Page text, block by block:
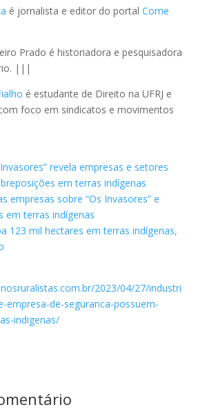
é jornalista e editor do portal Come
Prado é historiadora e pesquisadora
|||
é estudante de Direito na UFRJ e
foco em sindicatos e movimentos
revela empresas e setores
em terras indígenas
empresas sobre “Os Invasores” e
em terras indígenas
123 mil hectares em terras indígenas,
2023/04/27/industri
empresa-de-seguranca-possuem-
indigenas/